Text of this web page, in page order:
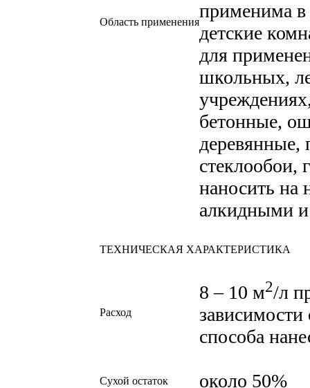
Область применения
применима в
детские
для
школьных,
бетонные,
деревянные,
наносить на
алкидными и
ТЕХНИЧЕСКАЯ ХАРАКТЕРИСТИКА
Расход
8 – 10 м2/л
зависимости
способа
Сухой остаток около 50%